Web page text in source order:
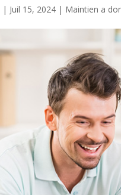
| Juil 15, 2024 | Maintien a